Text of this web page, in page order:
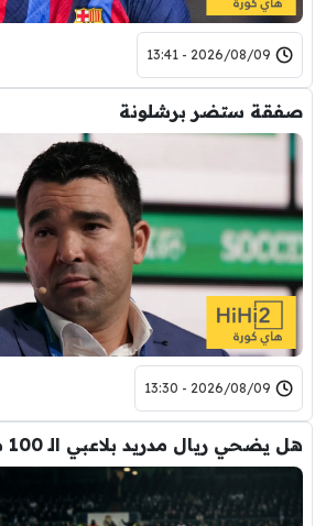
2026/08/09 - 13:41
صفقة ستضر برشلونة
2026/08/09 - 13:30
هل يضحي ريال مدريد بلاعبي الـ 100 مليون ؟